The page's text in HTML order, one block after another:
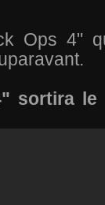
Ops 4"
sortira le